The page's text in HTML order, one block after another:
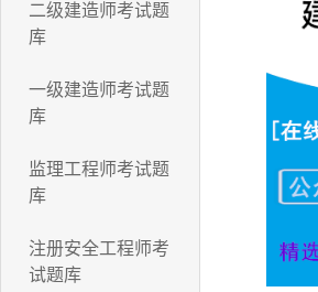
二级建造师考试题
库
一级建造师考试题
库
监理工程师考试题
库
注册安全工程师考
试题库